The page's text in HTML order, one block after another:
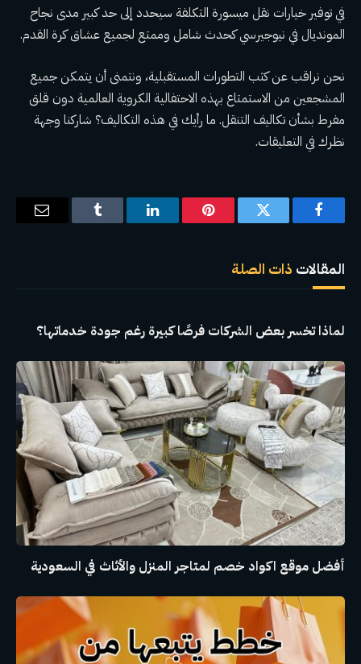
في توفير خيارات نقل ميسورة التكلفة سيحدد إلى حد كبير مدى نجاح
المونديال في نيوجيرسي كحدث شامل وممتع لجميع عشاق كرة القدم.
نحن نراقب عن كثب التطورات المستقبلية، ونتمنى أن يتمكن جميع
المشجعين من الاستمتاع بهذه الاحتفالية الكروية العالمية دون قلق
مفرط بشأن تكاليف التنقل. ما رأيك في هذه التكاليف؟ شاركنا وجهة
نظرك في التعليقات.
فيسبوك تويتر بينتيريستلينكدإن Tumblr
البريد
المقالات ذات الصلة
لماذا تخسر بعض الشركات فرصًا كبيرة رغم جودة خدماتها؟
أفضل موقع اكواد خصم لمتاجر المنزل والأثاث في السعودية